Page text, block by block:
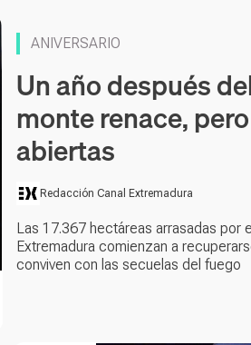
Contenido en vídeo
ANIVERSARIO
Un año después
monte renace,
abiertas
Redacción Canal Extremadura
Las 17.367 hectáreas arrasadas por
Extremadura comienzan a
conviven con las secuelas del fuego